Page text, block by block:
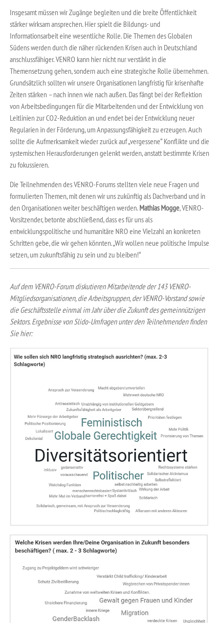
Insgesamt müssen wir Zugänge begleiten und die breite Öffentlichkeit
stärker wirksam ansprechen. Hier spielt die Bildungs- und
Informationsarbeit eine wesentliche Rolle. Die Themen des Globalen
Südens werden durch die näher rückenden Krisen auch in Deutschland
anschlussfähiger. VENRO kann hier nicht nur verstärkt in die
Themensetzung gehen, sondern auch eine strategische Rolle übernehmen.
Grundsätzlich sollten wir unsere Organisationen langfristig für krisenhafte
Zeiten stärken – nach innen wie nach außen. Das fängt bei der Reflektion
von Arbeitsbedingungen für die Mitarbeitenden und der Entwicklung von
Leitlinien zur CO2-Reduktion an und endet bei der Entwicklung neuer
Regularien in der Förderung, um Anpassungsfähigkeit zu erzeugen. Auch
sollte die Aufmerksamkeit wieder zurück auf „vergessene“ Konflikte und die
systemischen Herausforderungen gelenkt werden, anstatt bestimmte Krisen
zu fokussieren.
Die Teilnehmenden des VENRO-Forums stellten viele neue Fragen und
formulierten Themen, mit denen wir uns zukünftig als Dachverband und in
den Organisationen weiter beschäftigen werden. Mathias Mogge, VENRO-
Vorsitzender, betonte abschließend, dass es für uns als
entwicklungspolitische und humanitäre NRO eine Vielzahl an konkreten
Schritten gebe, die wir gehen könnten. „Wir wollen neue politische Impulse
setzen, um zukunftsfähig zu sein und zu bleiben!“
Auf dem VENRO-Forum diskutieren Mitarbeitende der 143 VENRO-
Mitgliedsorganisationen, die Arbeitsgruppen, der VENRO-Vorstand sowie
die Geschäftsstelle einmal im Jahr über die Zukunft des gemeinnützigen
Sektors. Ergebnisse von Slido-Umfragen unter den Teilnehmenden finden
Sie hier: